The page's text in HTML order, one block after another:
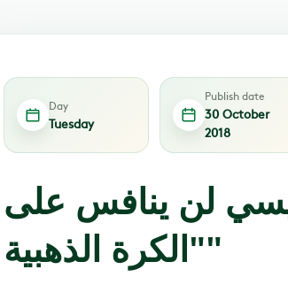
Day
Tuesday
Publish date
30 October
2018
لن ينافس على
"الكرة الذهبية"